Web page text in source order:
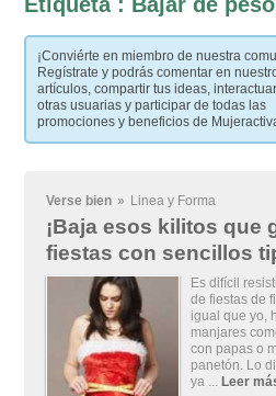
¡Conviérte en miembro de nuestra
Regístrate y podrás comentar en
artículos, compartir tus ideas,
otras usuarias y participar de todas las
promociones y beneficios de
Verse bien » Linea y Forma
¡Baja esos kilitos que
fiestas con sencillos
Es difícil
de fiestas de
igual que yo,
manjares
con papas o
panetón. Lo
ya ... Leer